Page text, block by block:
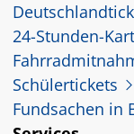
24-Stunden-
Schülertickets
Fundsachen in